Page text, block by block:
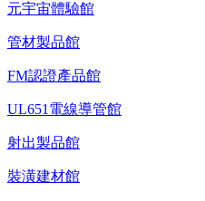
元宇宙體驗館
管材製品館
FM認證產品館
UL651電線導管館
射出製品館
裝潢建材館